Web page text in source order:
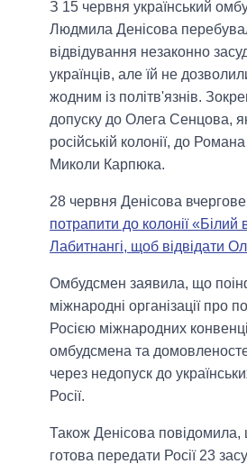
З 15 червня український
Людмила Денісова
відвідування незаконно
українців, але їй не
жодним із політв'язнів.
допуску до Олега Сенцова,
російській колонії, до
Миколи Карпюка.
28 червня Денісова вчергове
потрапити до колонії «Білий
Лабитнангі, щоб відвідати
Омбудсмен заявила, що
міжнародні організації про
Росією міжнародних
омбудсмена та
через недопуск до
Росії.
Також Денісова повідомила,
готова передати Росії 23